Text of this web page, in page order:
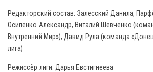
Редакторский состав: Залесский Данила,
Осипенко Александр, Виталий Шевченко
Внутренний Мир»), Давид Рула (команда
лига)
Режиссёр лиги: Дарья Евстигнеева